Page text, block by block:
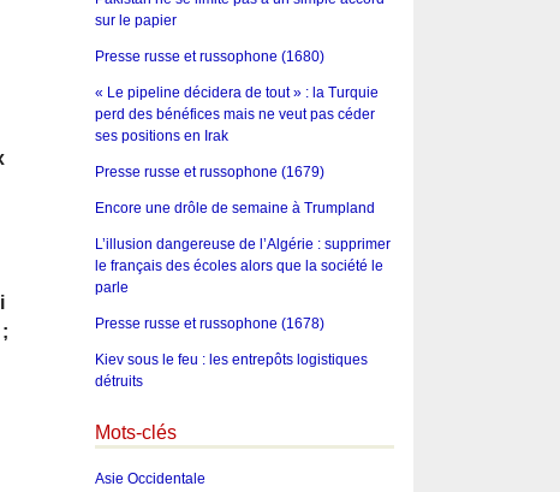
sur le papier
Presse russe et russophone (1680)
« Le pipeline décidera de tout » : la Turquie
perd des bénéfices mais ne veut pas céder
ses positions en Irak
Presse russe et russophone (1679)
Encore une drôle de semaine à Trumpland
L’illusion dangereuse de l’Algérie : supprimer
le français des écoles alors que la société le
parle
Presse russe et russophone (1678)
Kiev sous le feu : les entrepôts logistiques
détruits
Mots-clés
Asie Occidentale